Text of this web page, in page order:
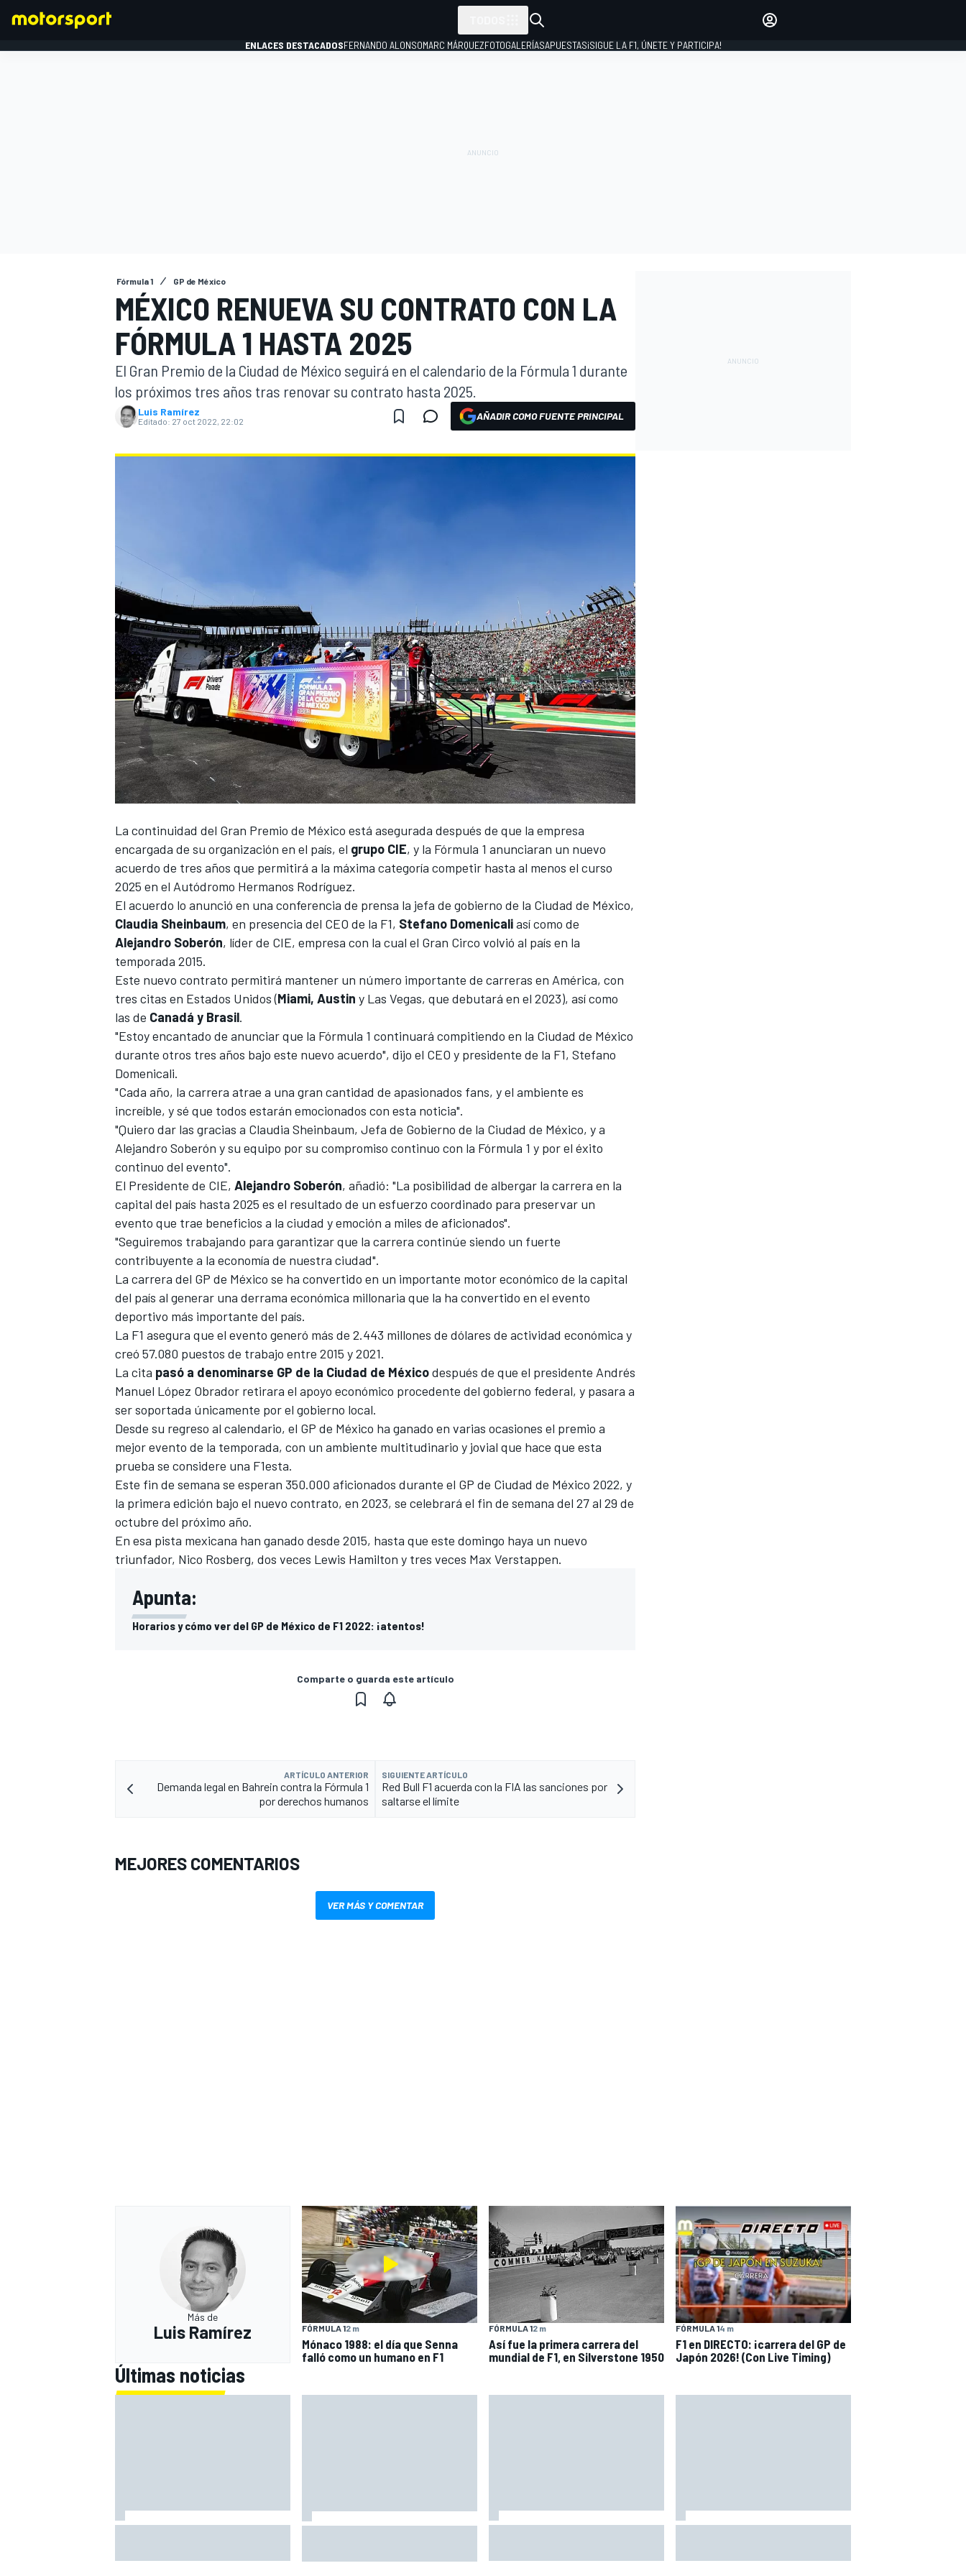
MÁS CATEGORÍAS
ENLACES DESTACADOSFERNANDO ALONSOMARC MÁRQUEZFOTOGALERÍASAPUESTAS¡SIGUE LA F1, ÚNETE Y PARTICIPA!
Fórmula 1 GP de México
MÉXICO RENUEVA SU CONTRATO CON LA
FÓRMULA 1 HASTA 2025
El Gran Premio de la Ciudad de México seguirá en el calendario de la Fórmula 1 durante
los próximos tres años tras renovar su contrato hasta 2025.
Luis Ramírez
Editado: 27 oct 2022, 22:02 AÑADIR COMO FUENTE PRINCIPAL
La continuidad del Gran Premio de México está asegurada después de que la empresa
encargada de su organización en el país, el grupo CIE, y la Fórmula 1 anunciaran un nuevo
acuerdo de tres años que permitirá a la máxima categoría competir hasta al menos el curso
2025 en el Autódromo Hermanos Rodríguez.
El acuerdo lo anunció en una conferencia de prensa la jefa de gobierno de la Ciudad de México,
Claudia Sheinbaum, en presencia del CEO de la F1, Stefano Domenicaliasí como de
Alejandro Soberón, líder de CIE, empresa con la cual el Gran Circo volvió al país en la
temporada 2015.
Este nuevo contrato permitirá mantener un número importante de carreras en América, con
tres citas en Estados Unidos (Miami, Austin y Las Vegas, que debutará en el 2023), así como
las de Canadá y Brasil.
"Estoy encantado de anunciar que la Fórmula 1 continuará compitiendo en la Ciudad de México
durante otros tres años bajo este nuevo acuerdo", dijo el CEO y presidente de la F1, Stefano
Domenicali.
"Cada año, la carrera atrae a una gran cantidad de apasionados fans, y el ambiente es
increíble, y sé que todos estarán emocionados con esta noticia".
"Quiero dar las gracias a Claudia Sheinbaum, Jefa de Gobierno de la Ciudad de México, y a
Alejandro Soberón y su equipo por su compromiso continuo con la Fórmula 1 y por el éxito
continuo del evento".
El Presidente de CIE, Alejandro Soberón, añadió: "La posibilidad de albergar la carrera en la
capital del país hasta 2025 es el resultado de un esfuerzo coordinado para preservar un
evento que trae beneficios a la ciudad y emoción a miles de aficionados".
"Seguiremos trabajando para garantizar que la carrera continúe siendo un fuerte
contribuyente a la economía de nuestra ciudad".
La carrera del GP de México se ha convertido en un importante motor económico de la capital
del país al generar una derrama económica millonaria que la ha convertido en el evento
deportivo más importante del país.
La F1 asegura que el evento generó más de 2.443 millones de dólares de actividad económica y
creó 57.080 puestos de trabajo entre 2015 y 2021.
La cita pasó a denominarse GP de la Ciudad de Méxicodespués de que el presidente Andrés
Manuel López Obrador retirara el apoyo económico procedente del gobierno federal, y pasara a
ser soportada únicamente por el gobierno local.
Desde su regreso al calendario, el GP de México ha ganado en varias ocasiones el premio a
mejor evento de la temporada, con un ambiente multitudinario y jovial que hace que esta
prueba se considere una F1esta.
Este fin de semana se esperan 350.000 aficionados durante el GP de Ciudad de México 2022, y
la primera edición bajo el nuevo contrato, en 2023, se celebrará el fin de semana del 27 al 29 de
octubre del próximo año.
En esa pista mexicana han ganado desde 2015, hasta que este domingo haya un nuevo
triunfador, Nico Rosberg, dos veces Lewis Hamilton y tres veces Max Verstappen.
Apunta:
Horarios y cómo ver del GP de México de F1 2022: ¡atentos!
Comparte o guarda este artículo
ARTÍCULO ANTERIOR
Demanda legal en Bahrein contra la Fórmula 1
por derechos humanos
SIGUIENTE ARTÍCULO
Red Bull F1 acuerda con la FIA las sanciones por
saltarse el límite
MEJORES COMENTARIOS
VER MÁS Y COMENTAR
Más de
Luis Ramírez FÓRMULA 12 m
Mónaco 1988: el día que Senna
falló como un humano en F1
FÓRMULA 12 m
Así fue la primera carrera del
mundial de F1, en Silverstone 1950
FÓRMULA 14 m
F1 en DIRECTO: ¡carrera del GP de
Japón 2026! (Con Live Timing)
Últimas noticias
es realista"
Live Timing
segunda 'pole' de la temporada